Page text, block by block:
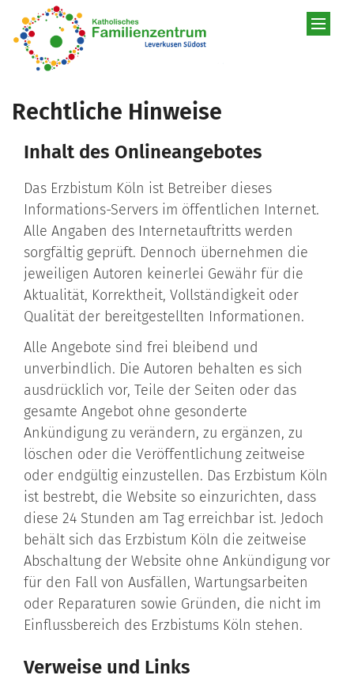
Zum Inhalt springen
Rechtliche Hinweise
Inhalt des Onlineangebotes
Das Erzbistum Köln ist Betreiber dieses
Informations-Servers im öffentlichen Internet.
Alle Angaben des Internetauftritts werden
sorgfältig geprüft. Dennoch übernehmen die
jeweiligen Autoren keinerlei Gewähr für die
Aktualität, Korrektheit, Vollständigkeit oder
Qualität der bereitgestellten Informationen.
Alle Angebote sind frei bleibend und
unverbindlich. Die Autoren behalten es sich
ausdrücklich vor, Teile der Seiten oder das
gesamte Angebot ohne gesonderte
Ankündigung zu verändern, zu ergänzen, zu
löschen oder die Veröffentlichung zeitweise
oder endgültig einzustellen. Das Erzbistum Köln
ist bestrebt, die Website so einzurichten, dass
diese 24 Stunden am Tag erreichbar ist. Jedoch
behält sich das Erzbistum Köln die zeitweise
Abschaltung der Website ohne Ankündigung vor
für den Fall von Ausfällen, Wartungsarbeiten
oder Reparaturen sowie Gründen, die nicht im
Einflussbereich des Erzbistums Köln stehen.
Verweise und Links